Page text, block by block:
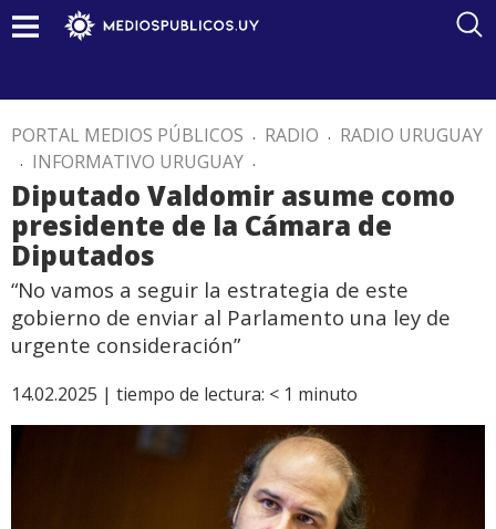
PORTAL MEDIOS PÚBLICOS . RADIO . RADIO URUGUAY
. INFORMATIVO URUGUAY .
Diputado Valdomir asume como
presidente de la Cámara de
Diputados
“No vamos a seguir la estrategia de este
gobierno de enviar al Parlamento una ley de
urgente consideración”
14.02.2025 | tiempo de lectura: < 1 minuto